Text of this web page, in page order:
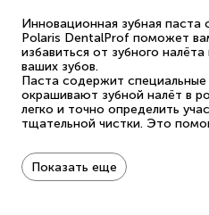
Инновационная зубная паста
Polaris DentalProf поможет
избавиться от зубного
ваших зубов.
Паста содержит
окрашивают зубной налёт в
легко и точно определить
тщательной чистки. Это
Благодаря своей своей
эффективно удаляет налёт.
эмали, укрепляет дёсны и
Показать еще